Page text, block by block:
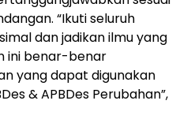
“Ikuti seluruh
dan jadikan ilmu yang
ini benar-benar
yang dapat digunakan
& APBDes Perubahan”,